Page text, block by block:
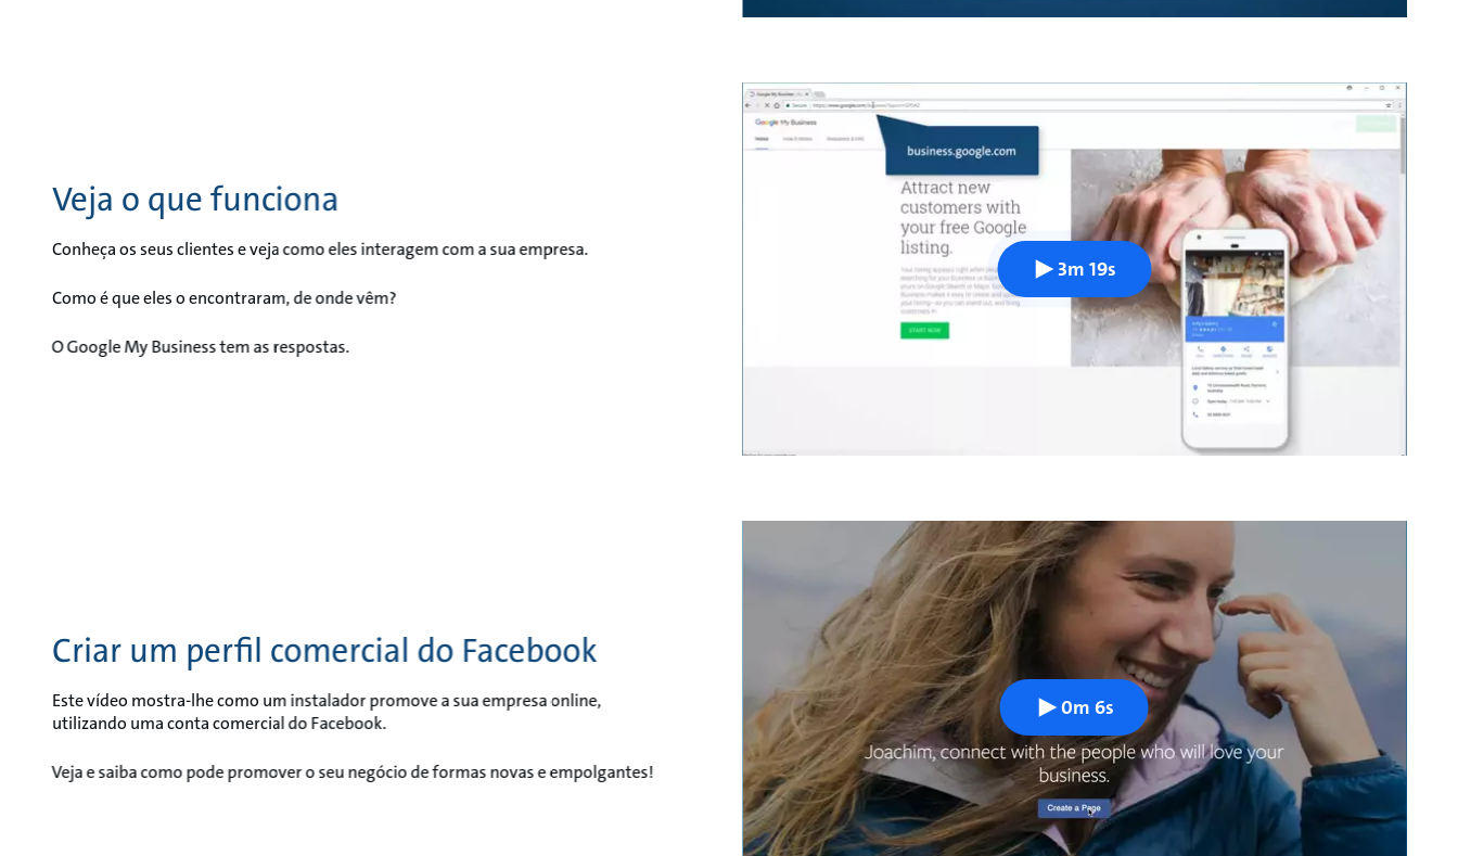
Veja o que funciona
Conheça os seus clientes e veja como eles interagem com a sua empresa.
Como é que eles o encontraram, de onde vêm?
O Google My Business tem as respostas.
3m 19s
Criar um perfil comercial do Facebook
Este vídeo mostra-lhe como um instalador promove a sua empresa online,
utilizando uma conta comercial do Facebook.
Veja e saiba como pode promover o seu negócio de formas novas e empolgantes!
0m 6s